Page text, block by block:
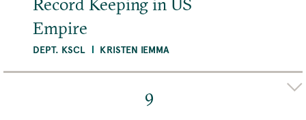
Arnimallee 10, 14195 Berlin, Deutschland
Room 010
Empire
DEPT. KSCL
KRISTEN IEMMA
9